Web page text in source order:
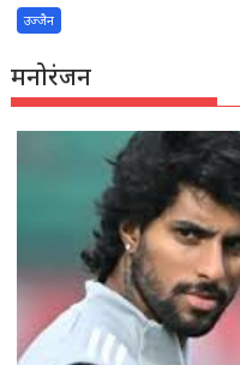
उज्जैन
मनोरंजन